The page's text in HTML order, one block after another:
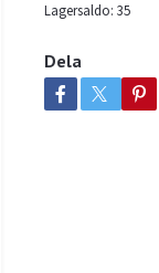
Lagersaldo: 35
Dela